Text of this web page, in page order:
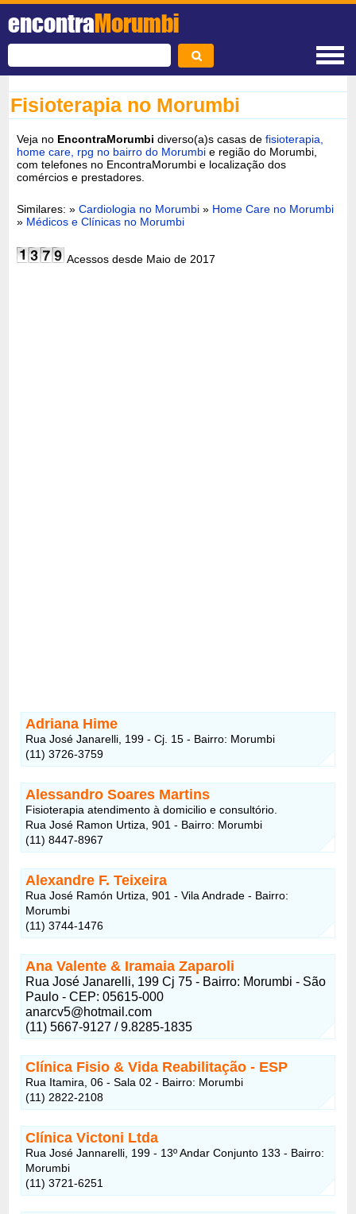
encontraMorumbi
Fisioterapia no Morumbi
Veja no EncontraMorumbi diverso(a)s casas defisioterapia,
home care, rpg no bairro do Morumbi e região do Morumbi,
com telefones no EncontraMorumbi e localização dos
comércios e prestadores.
Similares: »Cardiologia no Morumbi » Home Care no Morumbi
» Médicos e Clínicas no Morumbi
Acessos desde Maio de 2017
Adriana Hime
Rua José Janarelli, 199 - Cj. 15 - Bairro: Morumbi
(11) 3726-3759
Alessandro Soares Martins
Fisioterapia atendimento à domicilio e consultório.
Rua José Ramon Urtiza, 901 - Bairro: Morumbi
(11) 8447-8967
Alexandre F. Teixeira
Rua José Ramón Urtiza, 901 - Vila Andrade - Bairro:
Morumbi
(11) 3744-1476
Ana Valente & Iramaia Zaparoli
Rua José Janarelli, 199 Cj 75 - Bairro: Morumbi - São
Paulo - CEP: 05615-000
anarcv5@hotmail.com
(11) 5667-9127 / 9.8285-1835
Clínica Fisio & Vida Reabilitação - ESP
Rua Itamira, 06 - Sala 02 - Bairro: Morumbi
(11) 2822-2108
Clínica Victoni Ltda
Rua José Jannarelli, 199 - 13º Andar Conjunto 133 - Bairro:
Morumbi
(11) 3721-6251